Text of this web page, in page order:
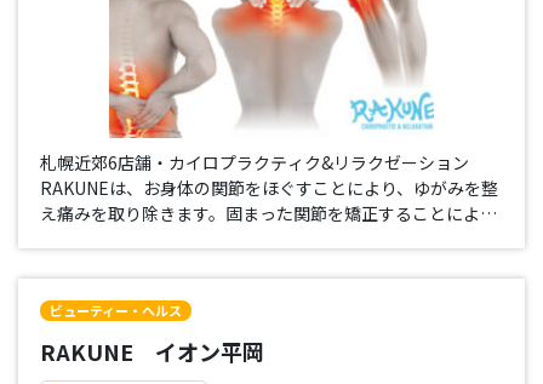
札幌近郊6店舗・カイロプラクティク&リラクゼーション
RAKUNEは、お身体の関節をほぐすことにより、ゆがみを整
え痛みを取り除きます。固まった関節を矯正することにより
ビューティー・ヘルス
RAKUNE イオン平岡